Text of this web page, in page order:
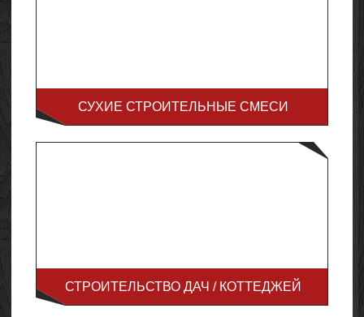
СУХИЕ СТРОИТЕЛЬНЫЕ СМЕСИ
СТРОИТЕЛЬСТВО ДАЧ / КОТТЕДЖЕЙ